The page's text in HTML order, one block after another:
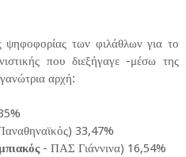
ψηφοφορίας των φιλάθλων για το
που διεξήγαγε -μέσω της
αρχή:
33,47%
- ΠΑΣ Γιάννινα) 16,54%